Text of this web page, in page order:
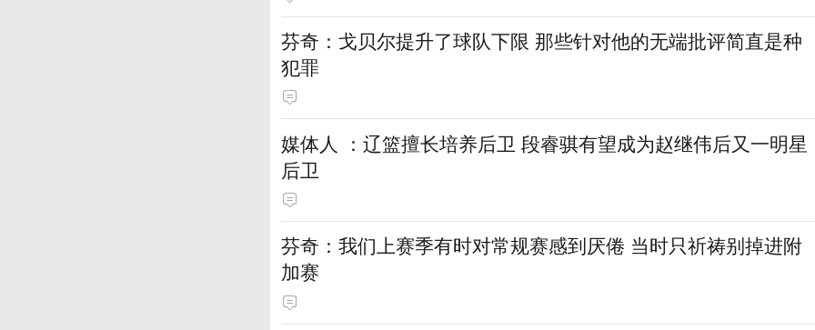
芬奇：戈贝尔提升了球队下限 那些针对他的无端批评简直是种
犯罪
媒体人 ：辽篮擅长培养后卫 段睿骐有望成为赵继伟后又一明星
后卫
芬奇：我们上赛季有时对常规赛感到厌倦 当时只祈祷别掉进附
加赛